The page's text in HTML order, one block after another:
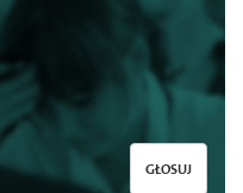
GŁOSUJ